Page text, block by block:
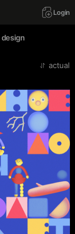
Login
design
actual